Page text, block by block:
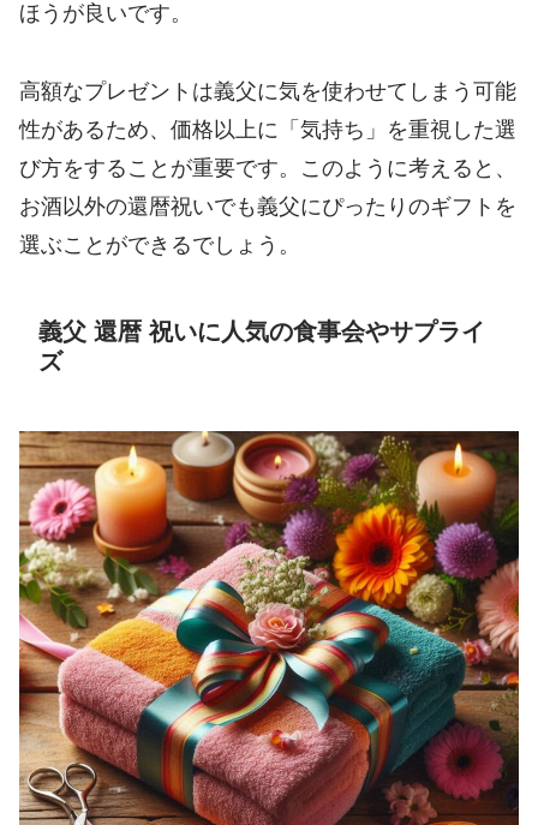
ほうが良いです。
高額なプレゼントは義父に気を使わせてしまう可能
性があるため、価格以上に「気持ち」を重視した選
び方をすることが重要です。このように考えると、
お酒以外の還暦祝いでも義父にぴったりのギフトを
選ぶことができるでしょう。
義父 還暦 祝いに人気の食事会やサプライ
ズ